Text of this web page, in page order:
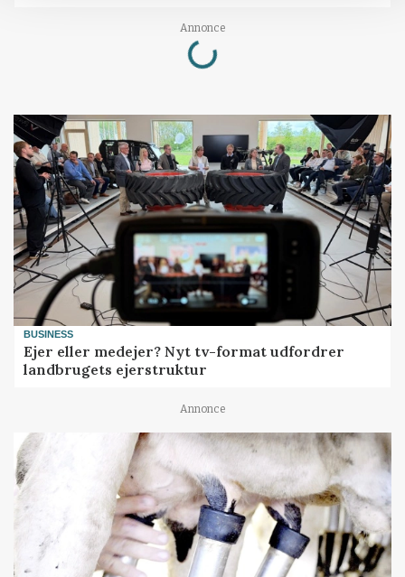
Annonce
Loading...
BUSINESS
Ejer eller medejer? Nyt tv-format udfordrer
landbrugets ejerstruktur
Annonce